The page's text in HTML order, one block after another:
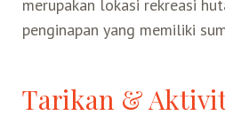
Budaya & Warisan
merupakan lokasi rekreasi
penginapan yang memiliki
Tarikan &